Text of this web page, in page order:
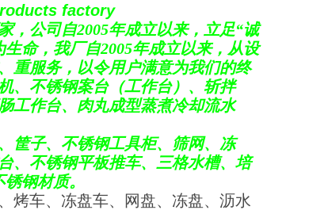
factory
，公司自2005年成立以来，立足“诚
生命，我厂自2005年成立以来，从设
重服务，以令用户满意为我们的终
、不锈钢案台（工作台）、斩拌
工作台、肉丸成型蒸煮冷却流水
筐子、不锈钢工具柜、筛网、 冻
、不锈钢平板推车、三格水槽、培
钢材质。
烤车、冻盘车、网盘、冻盘、沥水